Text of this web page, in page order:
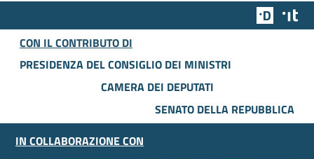
Team
CON IL CONTRIBUTO DI
PRESIDENZA DEL CONSIGLIO DEI MINISTRI
CAMERA DEI DEPUTATI
SENATO DELLA REPUBBLICA
IN COLLABORAZIONE CON